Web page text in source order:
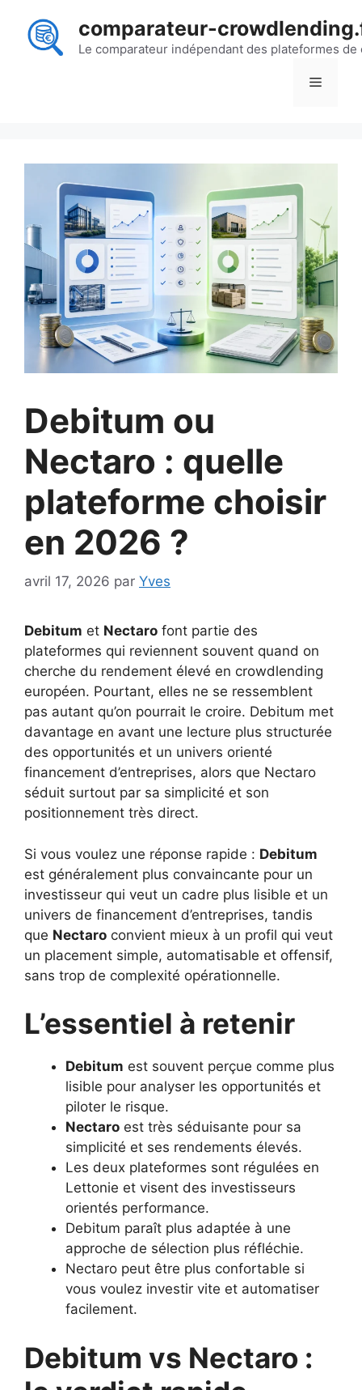
contenu
comparateur-
Le comparateur indépendant des plateformes
Menu
Debitum ou
Nectaro : quelle
plateforme choisir
en 2026 ?
avril 17, 2026 par Yves
Debitum et Nectaro font partie des
plateformes qui reviennent souvent quand on
cherche du rendement élevé en crowdlending
européen. Pourtant, elles ne se ressemblent
pas autant qu’on pourrait le croire. Debitum met
davantage en avant une lecture plus structurée
des opportunités et un univers orienté
financement d’entreprises, alors que Nectaro
séduit surtout par sa simplicité et son
positionnement très direct.
Si vous voulez une réponse rapide : Debitum
est généralement plus convaincante pour un
investisseur qui veut un cadre plus lisible et un
univers de financement d’entreprises, tandis
que Nectaro convient mieux à un profil qui veut
un placement simple, automatisable et offensif,
sans trop de complexité opérationnelle.
L’essentiel à retenir
Debitum est souvent perçue comme plus
lisible pour analyser les opportunités et
piloter le risque.
Nectaro est très séduisante pour sa
simplicité et ses rendements élevés.
Les deux plateformes sont régulées en
Lettonie et visent des investisseurs
orientés performance.
Debitum paraît plus adaptée à une
approche de sélection plus réfléchie.
Nectaro peut être plus confortable si
vous voulez investir vite et automatiser
facilement.
Debitum vs Nectaro :